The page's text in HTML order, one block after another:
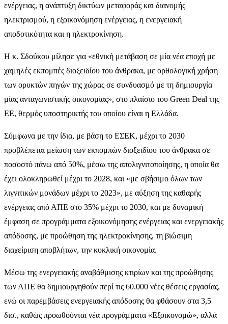
ενέργειας, η ανάπτυξη δικτύων μεταφοράς και διανομής
ηλεκτρισμού, η εξοικονόμηση ενέργειας, η ενεργειακή
αποδοτικότητα και η ηλεκτροκίνηση.
Η κ. Σδούκου μίλησε για «εθνική μετάβαση σε μία νέα εποχή με
χαμηλές εκπομπές διοξειδίου του άνθρακα, με ορθολογική χρήση
των ορυκτών πηγών της χώρας σε συνδυασμό με τη δημιουργία
μίας ανταγωνιστικής οικονομίας», στο πλαίσιο του Green Deal της
ΕΕ, θερμός υποστηρικτής του οποίου είναι η Ελλάδα.
Σύμφωνα με την ίδια, με βάση το ΕΣΕΚ, μέχρι το 2030
προβλέπεται μείωση των εκπομπών διοξειδίου του άνθρακα σε
ποσοστό πάνω από 50%, μέσω της απολιγνιτοποίησης, η οποία θα
έχει ολοκληρωθεί μέχρι το 2028, και «με σβήσιμο όλων των
λιγνιτικών μονάδων μέχρι το 2023», με αύξηση της καθαρής
ενέργειας από ΑΠΕ στο 35% μέχρι το 2030, και με δυναμική
έμφαση σε προγράμματα εξοικονόμησης ενέργειας και ενεργειακής
απόδοσης, με προώθηση της ηλεκτροκίνησης, τη βιώσιμη
διαχείριση αποβλήτων, την κυκλική οικονομία.
Μέσω της ενεργειακής αναβάθμισης κτιρίων και της προώθησης
των ΑΠΕ θα δημιουργηθούν περί τις 60.000 νέες θέσεις εργασίας,
ενώ οι παρεμβάσεις ενεργειακής απόδοσης θα φθάσουν στα 3,5
δισ., καθώς προωθούνται νέα προγράμματα «Εξοικονομώ», αλλά